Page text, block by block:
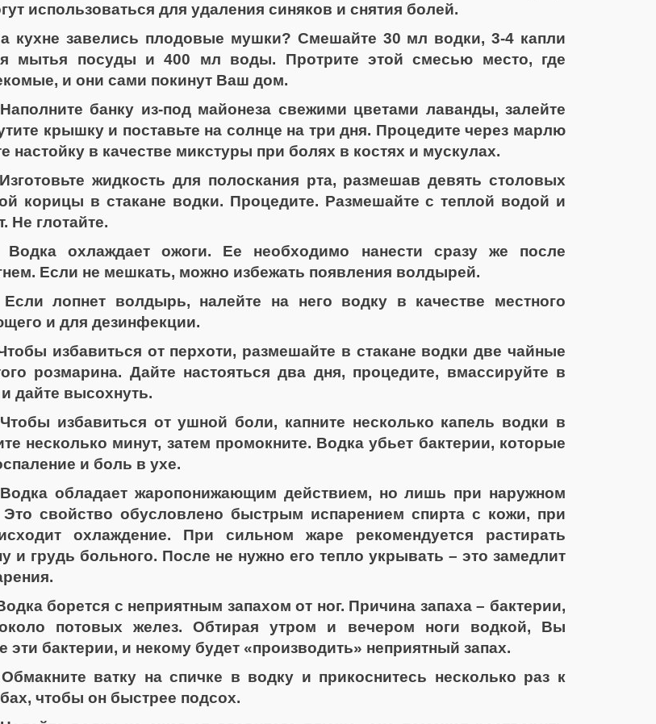
использоваться для удаления синяков и снятия болей.
кухне завелись плодовые мушки? Смешайте 30 мл водки, 3-4 капли
мытья посуды и 400 мл воды. Протрите этой смесью место, где
и они сами покинут Ваш дом.
банку из-под майонеза свежими цветами лаванды, залейте
крышку и поставьте на солнце на три дня. Процедите через марлю
настойку в качестве микстуры при болях в костях и мускулах.
жидкость для полоскания рта, размешав девять столовых
корицы в стакане водки. Процедите. Размешайте с теплой водой и
Не глотайте.
охлаждает ожоги. Ее необходимо нанести сразу же после
Если не мешкать, можно избежать появления волдырей.
лопнет волдырь, налейте на него водку в качестве местного
и для дезинфекции.
избавиться от перхоти, размешайте в стакане водки две чайные
розмарина. Дайте настояться два дня, процедите, вмассируйте в
дайте высохнуть.
избавиться от ушной боли, капните несколько капель водки в
несколько минут, затем промокните. Водка убьет бактерии, которые
и боль в ухе.
обладает жаропонижающим действием, но лишь при наружном
Это свойство обусловлено быстрым испарением спирта с кожи, при
охлаждение. При сильном жаре рекомендуется растирать
и грудь больного. После не нужно его тепло укрывать – это замедлит
борется с неприятным запахом от ног. Причина запаха – бактерии,
потовых желез. Обтирая утром и вечером ноги водкой, Вы
эти бактерии, и некому будет «производить» неприятный запах.
ватку на спичке в водку и прикоснитесь несколько раз к
чтобы он быстрее подсох.